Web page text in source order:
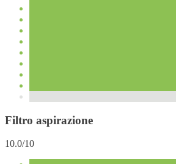
Filtro aspirazione
10.0/10